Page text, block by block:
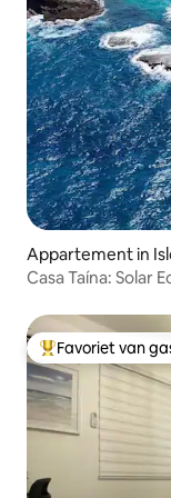
Appartement in
Casa Taína: Solar
Topfavoriet van
Favoriet van